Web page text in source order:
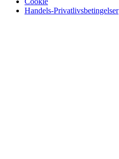
Handels-Privatlivsbetingelser